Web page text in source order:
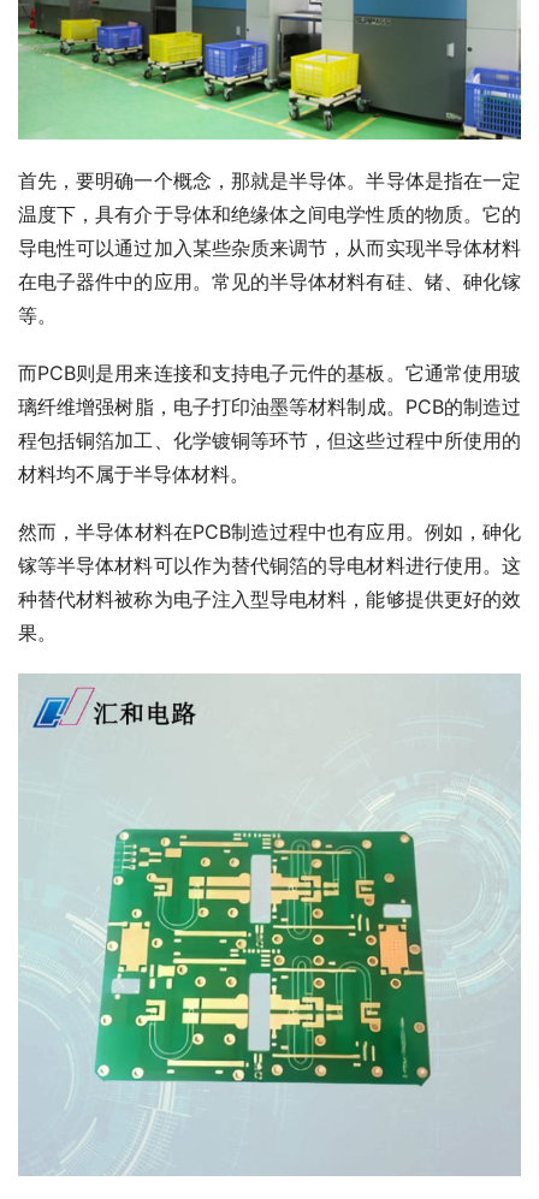
首先，要明确一个概念，那就是半导体。半导体是指在一定
温度下，具有介于导体和绝缘体之间电学性质的物质。它的
导电性可以通过加入某些杂质来调节，从而实现半导体材料
在电子器件中的应用。常见的半导体材料有硅、锗、砷化镓
等。
而PCB则是用来连接和支持电子元件的基板。它通常使用玻
璃纤维增强树脂，电子打印油墨等材料制成。PCB的制造过
程包括铜箔加工、化学镀铜等环节，但这些过程中所使用的
材料均不属于半导体材料。
然而，半导体材料在PCB制造过程中也有应用。例如，砷化
镓等半导体材料可以作为替代铜箔的导电材料进行使用。这
种替代材料被称为电子注入型导电材料，能够提供更好的效
果。